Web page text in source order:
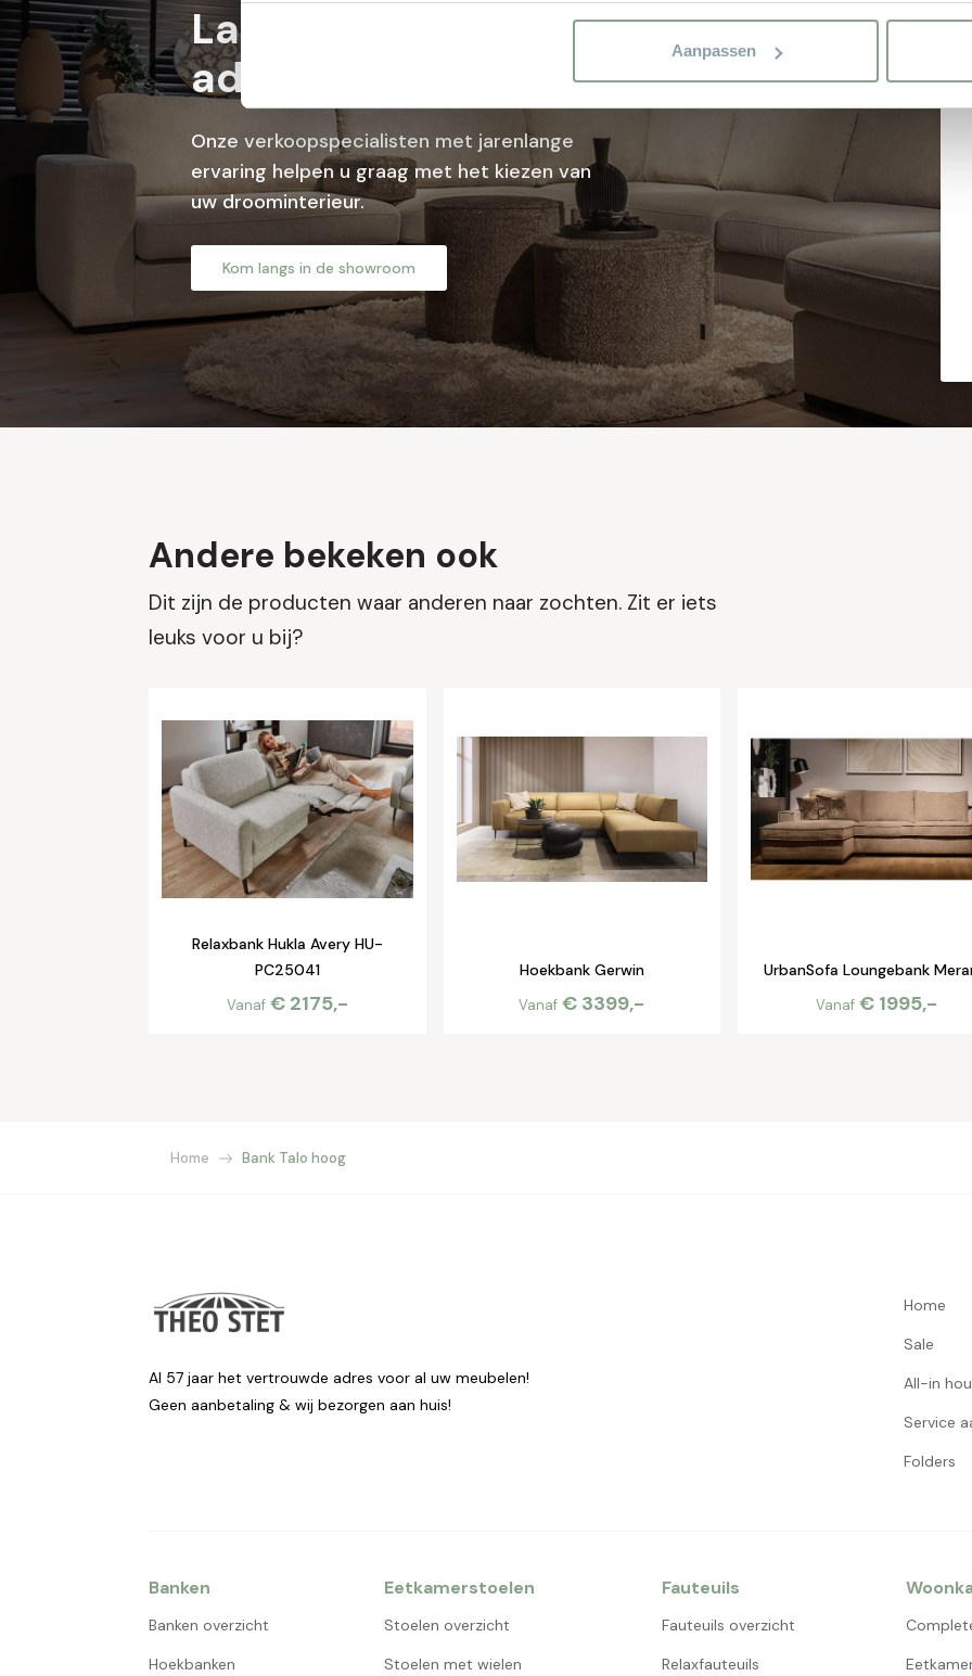
Aanpassen
Laat je professioneel
adviseren bij Theo Stet
Onze verkoopspecialisten met jarenlange
ervaring helpen u graag met het kiezen van
uw droominterieur.
Kom langs in de showroom
Andere bekeken ook
Dit zijn de producten waar anderen naar zochten. Zit er iets
leuks voor u bij?
Relaxbank Hukla Avery HU-
PC25041
Vanaf € 2175,-
Hoekbank Gerwin
Vanaf € 3399,-
UrbanSofa Loungebank
Vanaf € 1995,-
Home Bank Talo hoog
Al 57 jaar het vertrouwde adres voor al uw meubelen!
Geen aanbetaling & wij bezorgen aan huis!
Home
Sale
All-in
Service
Folders
Banken
Banken overzicht
Hoekbanken
Eetkamerstoelen
Stoelen overzicht
Stoelen met wielen
Fauteuils
Fauteuils overzicht
Relaxfauteuils